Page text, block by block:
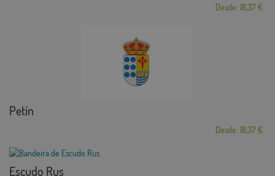
Desde: 18,37 €
Petín
Desde: 18,37 €
Escudo Rus